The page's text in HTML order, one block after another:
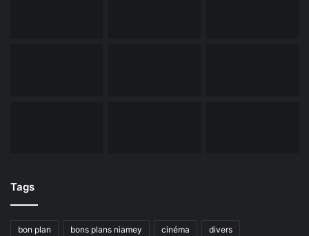
Tags
bon plan bons plans niamey cinéma divers